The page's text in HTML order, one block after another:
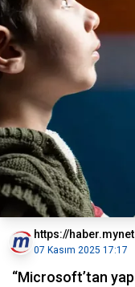
https://
07 Kasım 2025 17:17
“Microsoft’tan